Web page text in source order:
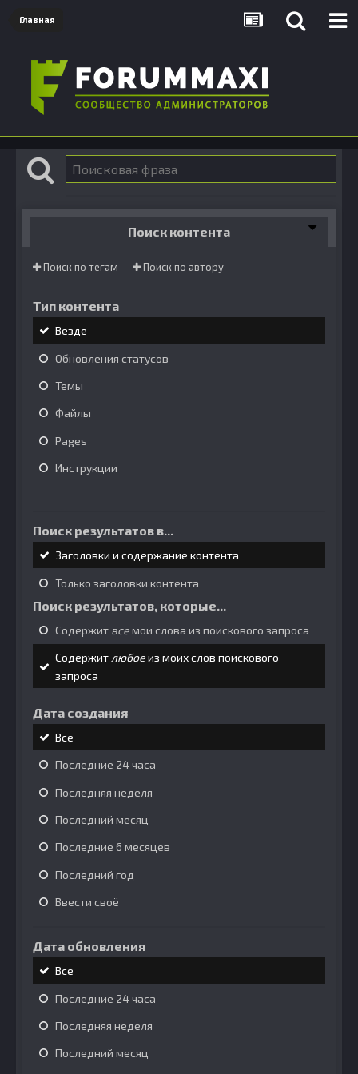
Главная
Поиск контента
Поиск по тегам Поиск по автору
Тип контента
Везде
Обновления статусов
Темы
Файлы
Pages
Инструкции
Поиск результатов в...
Заголовки и содержание контента
Только заголовки контента
Поиск результатов, которые...
Содержит всемои слова из поискового запроса
Содержитлюбоеиз моих слов поискового
запроса
Дата создания
Все
Последние 24 часа
Последняя неделя
Последний месяц
Последние 6 месяцев
Последний год
Ввести своё
Дата обновления
Все
Последние 24 часа
Последняя неделя
Последний месяц